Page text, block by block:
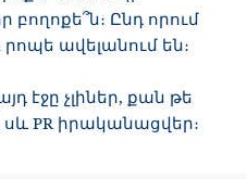
բողոքե՞ն։ Ընդ որում
ավելանում են։
էջը չլիներ, քան թե
PR իրականացվեր։